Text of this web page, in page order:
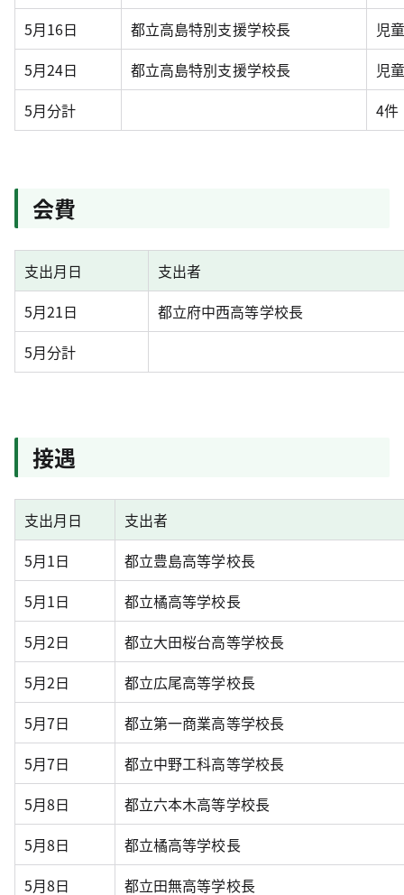
5月16日
都立高島特別支援学校長
児
5月24日
都立高島特別支援学校長
児
5月分計
4件
会費
支出月日
支出者
5月21日
都立府中西高等学校長
5月分計
接遇
支出月日
支出者
5月1日
都立豊島高等学校長
5月1日
都立橘高等学校長
5月2日
都立大田桜台高等学校長
5月2日
都立広尾高等学校長
5月7日
都立第一商業高等学校長
5月7日
都立中野工科高等学校長
5月8日
都立六本木高等学校長
5月8日
都立橘高等学校長
5月8日
都立田無高等学校長